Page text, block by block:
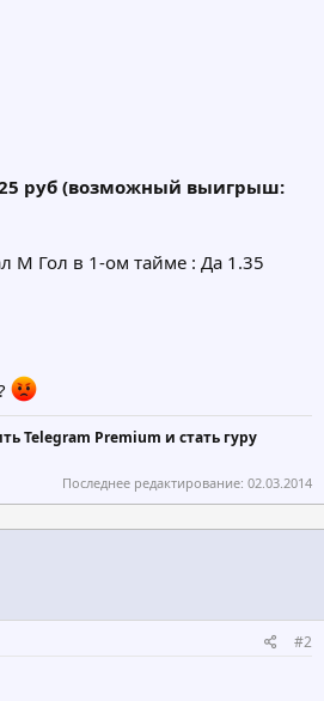
руб (возможный выигрыш:
М Гол в 1-ом тайме : Да 1.35
Telegram Premium и стать гуру
Последнее редактирование: 02.03.2014
#2